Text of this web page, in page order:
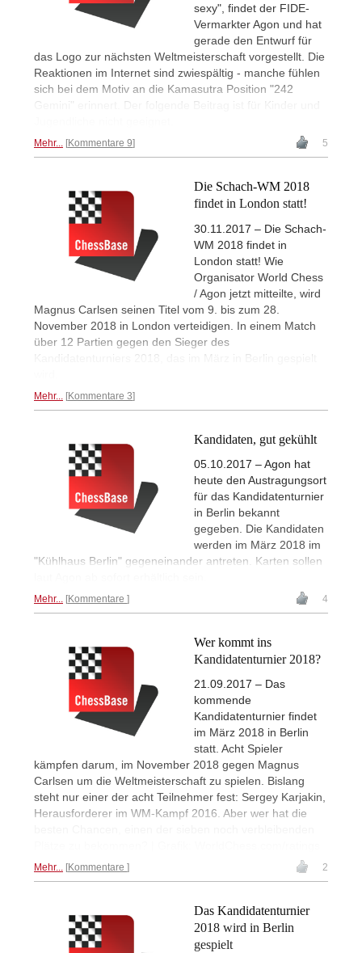
sexy", findet der FIDE-
Vermarkter Agon und hat
gerade den Entwurf für
das Logo zur nächsten Weltmeisterschaft vorgestellt. Die
Reaktionen im Internet sind zwiespältig - manche fühlen
sich bei dem Motiv an die Kamasutra Position "242
Gemini" erinnert. Der folgende Beitrag ist für Kinder und
Mehr... Kommentare 9 5
Die Schach-WM 2018
findet in London statt!
30.11.2017 – Die Schach-
WM 2018 findet in
London statt! Wie
Organisator World Chess
/ Agon jetzt mitteilte, wird
Magnus Carlsen seinen Titel vom 9. bis zum 28.
November 2018 in London verteidigen. In einem Match
über 12 Partien gegen den Sieger des
Kandidatenturniers 2018, das im März in Berlin gespielt
Mehr... Kommentare 3
Kandidaten, gut gekühlt
05.10.2017 – Agon hat
heute den Austragungsort
für das Kandidatenturnier
in Berlin bekannt
gegeben. Die Kandidaten
werden im März 2018 im
"Kühlhaus Berlin" gegeneinander antreten. Karten sollen
Mehr... Kommentare 4
Wer kommt ins
Kandidatenturnier 2018?
21.09.2017 – Das
kommende
Kandidatenturnier findet
im März 2018 in Berlin
statt. Acht Spieler
kämpfen darum, im November 2018 gegen Magnus
Carlsen um die Weltmeisterschaft zu spielen. Bislang
steht nur einer der acht Teilnehmer fest: Sergey Karjakin,
Herausforderer im WM-Kampf 2016. Aber wer hat die
Mehr... Kommentare 2
Das Kandidatenturnier
2018 wird in Berlin
gespielt